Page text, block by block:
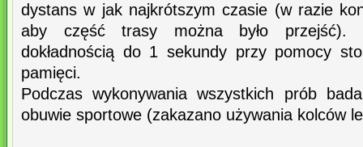
dystans w jak najkrótszym czasie (w razie
aby część trasy można było przejść).
dokładnością do 1 sekundy przy pomocy
pamięci.
Podczas wykonywania wszystkich prób
obuwie sportowe (zakazano używania kolców